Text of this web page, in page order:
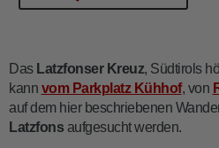
Das Latzfonser Kreuz, Südtirols
kann vom Parkplatz Kühhof, von
auf dem hier beschriebenen
Latzfons aufgesucht werden.